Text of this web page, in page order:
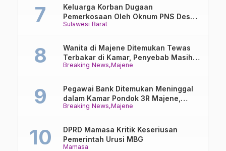
Sulawesi Barat
Keluarga Korban Dugaan
Pemerkosaan Oleh Oknum PNS Desak
Transparansi Kejari Mamasa
Breaking News Majene
Wanita di Majene Ditemukan Tewas
Terbakar di Kamar, Penyebab Masih
Misterius
Breaking News Majene
Pegawai Bank Ditemukan Meninggal
dalam Kamar Pondok 3R Majene,
Polisi Lakukan Penyelidikan
Mamasa
DPRD Mamasa Kritik Keseriusan
Pemerintah Urusi MBG